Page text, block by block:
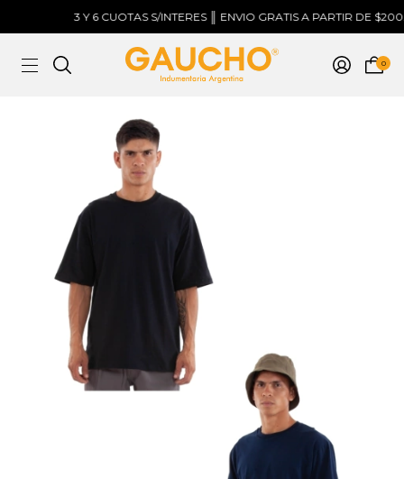
3 Y 6 CUOTAS S/INTERES ║ ENVIO GRATIS A PARTIR DE
0